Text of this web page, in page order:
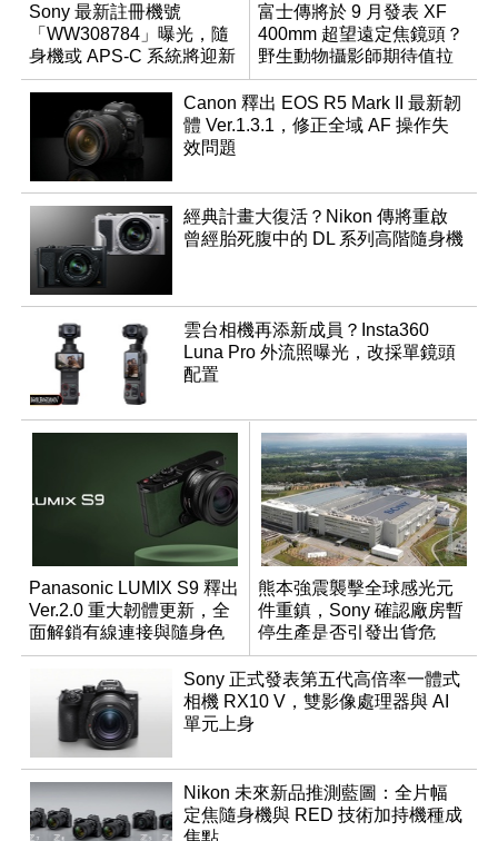
Sony 最新註冊機號
「WW308784」曝光，隨
身機或 APS-C 系統將迎新
成員？
富士傳將於 9 月發表 XF
400mm 超望遠定焦鏡頭？
野生動物攝影師期待值拉
滿
Canon 釋出 EOS R5 Mark II 最新韌
體 Ver.1.3.1，修正全域 AF 操作失
效問題
經典計畫大復活？Nikon 傳將重啟
曾經胎死腹中的 DL 系列高階隨身機
雲台相機再添新成員？Insta360
Luna Pro 外流照曝光，改採單鏡頭
配置
Panasonic LUMIX S9 釋出
Ver.2.0 重大韌體更新，全
面解鎖有線連接與隨身色
調編輯
熊本強震襲擊全球感光元
件重鎮，Sony 確認廠房暫
停生產是否引發出貨危
機？
Sony 正式發表第五代高倍率一體式
相機 RX10 V，雙影像處理器與 AI
單元上身
Nikon 未來新品推測藍圖：全片幅
定焦隨身機與 RED 技術加持機種成
焦點